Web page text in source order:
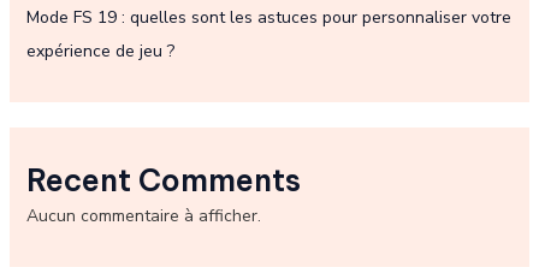
Mode FS 19 : quelles sont les astuces pour personnaliser votre
expérience de jeu ?
Recent Comments
Aucun commentaire à afficher.